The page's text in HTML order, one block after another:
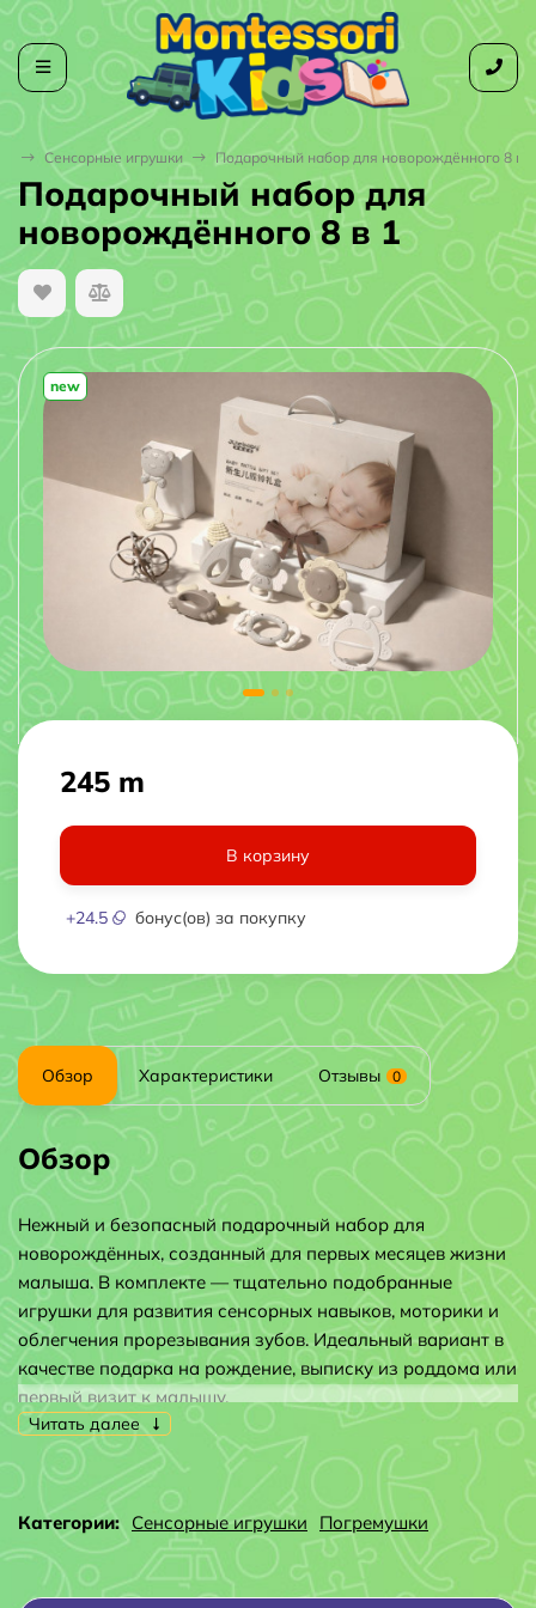
Сенсорные игрушки Подарочный набор для новорождённого 8 в 1
Подарочный набор для
новорождённого 8 в 1
new
245 m
В корзину
+24.5 бонус(ов) за покупку
Обзор Характеристики Отзывы 0
Обзор
Нежный и безопасный подарочный набор для
новорождённых, созданный для первых месяцев жизни
малыша. В комплекте — тщательно подобранные
игрушки для развития сенсорных навыков, моторики и
облегчения прорезывания зубов. Идеальный вариант в
качестве подарка на рождение, выписку из роддома или
первый визит к малышу.
🧸 Состав набора (8 предметов)
Погремушки с мягким звуком
Прорезыватели для дёсен
Игрушки для захвата и развития моторики
Сенсорные элементы с разной формой и текстурой
Читать далее
Категории: Сенсорные игрушки Погремушки